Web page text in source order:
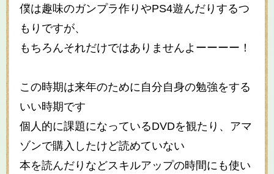
僕は趣味のガンプラ作りやPS4遊んだりするつ
もりですが、
もちろんそれだけではありませんよーーーー！
この時期は来年のために自分自身の勉強をする
いい時期です
個人的に課題になっているDVDを観たり、アマ
ゾンで購入したけど読めていない
本を読んだりなどスキルアップの時間にも使い